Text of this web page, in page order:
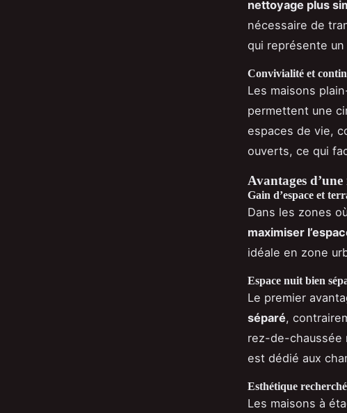
nettoyage plus
nécessaire de
qui représente
Convivialité et
Les maisons
permettent une
espaces de vie,
ouverts, ce qui
Avantages
Gain d’espace et
Dans les zones
maximiser
idéale en zone
Espace nuit bien
Le premier
séparé,
rez-de-chaussée
est dédié aux
Esthétique
Les maisons à